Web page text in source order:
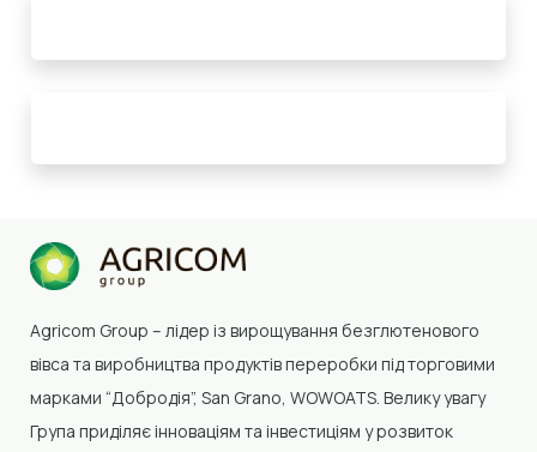
Agricom Group – лідер із вирощування безглютенового
вівса та виробництва продуктів переробки під торговими
марками “Добродія”, San Grano, WOWOATS. Велику увагу
Група приділяє інноваціям та інвестиціям у розвиток